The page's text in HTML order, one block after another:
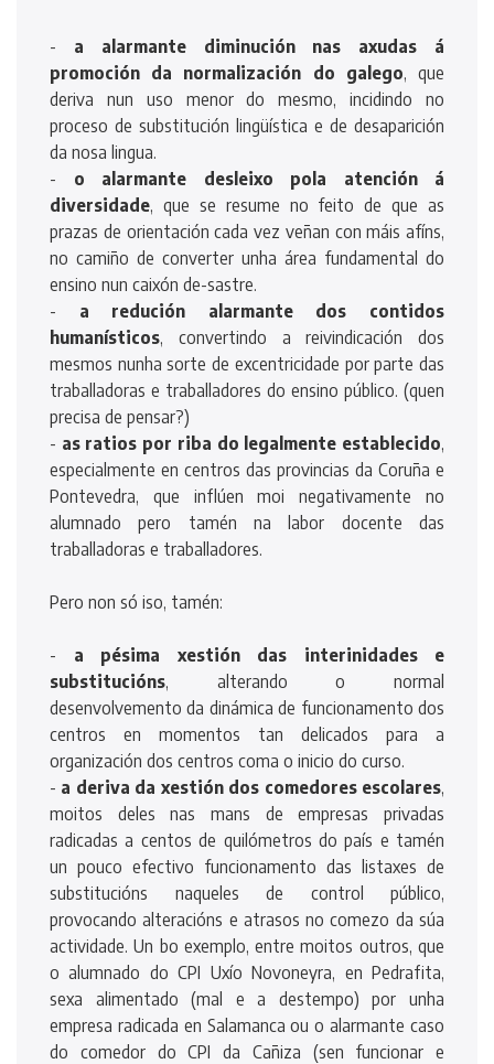
- a alarmante diminución nas axudas á
promoción da normalización do galego, que
deriva nun uso menor do mesmo, incidindo no
proceso de substitución lingüística e de desaparición
da nosa lingua.
- o alarmante desleixo pola atención á
diversidade, que se resume no feito de que as
prazas de orientación cada vez veñan con máis afíns,
no camiño de converter unha área fundamental do
ensino nun caixón de-sastre.
- a redución alarmante dos contidos
humanísticos, convertindo a reivindicación dos
mesmos nunha sorte de excentricidade por parte das
traballadoras e traballadores do ensino público. (quen
precisa de pensar?)
- as ratios por riba do legalmente establecido,
especialmente en centros das provincias da Coruña e
Pontevedra, que inflúen moi negativamente no
alumnado pero tamén na labor docente das
traballadoras e traballadores.
Pero non só iso, tamén:
- a pésima xestión das interinidades e
substitucións, alterando o normal
desenvolvemento da dinámica de funcionamento dos
centros en momentos tan delicados para a
organización dos centros coma o inicio do curso.
- a deriva da xestión dos comedores escolares,
moitos deles nas mans de empresas privadas
radicadas a centos de quilómetros do país e tamén
un pouco efectivo funcionamento das listaxes de
substitucións naqueles de control público,
provocando alteracións e atrasos no comezo da súa
actividade. Un bo exemplo, entre moitos outros, que
o alumnado do CPI Uxío Novoneyra, en Pedrafita,
sexa alimentado (mal e a destempo) por unha
empresa radicada en Salamanca ou o alarmante caso
do comedor do CPI da Cañiza (sen funcionar e